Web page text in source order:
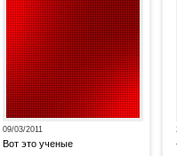
09/03/2011
Вот это ученые